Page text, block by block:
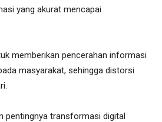
yang akurat mencapai
memberikan pencerahan informasi
masyarakat, sehingga distorsi
pentingnya transformasi digital